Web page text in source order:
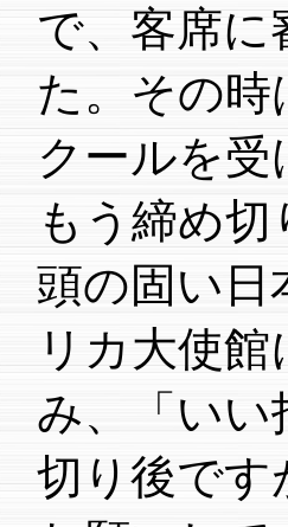
で、客席に
た。その時
クールを
もう締め
頭の固い日
リカ大使
み、「いい
切り後です